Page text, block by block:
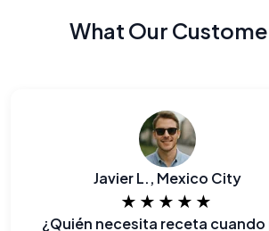
What Our
Javier L., Mexico City
★★★★★